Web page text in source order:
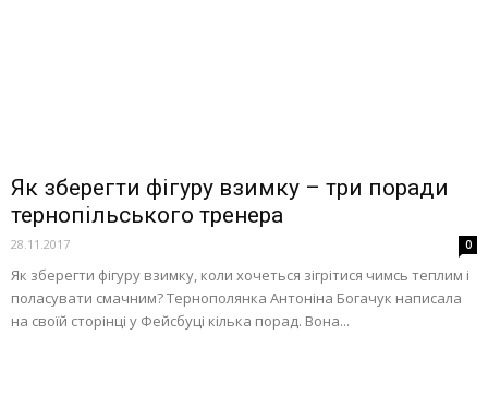
Як зберегти фігуру взимку – три поради
тернопільського тренера
28.11.2017 0
Як зберегти фігуру взимку, коли хочеться зігрітися чимсь теплим і
поласувати смачним? Тернополянка Антоніна Богачук написала
на своїй сторінці у Фейсбуці кілька порад. Вона...